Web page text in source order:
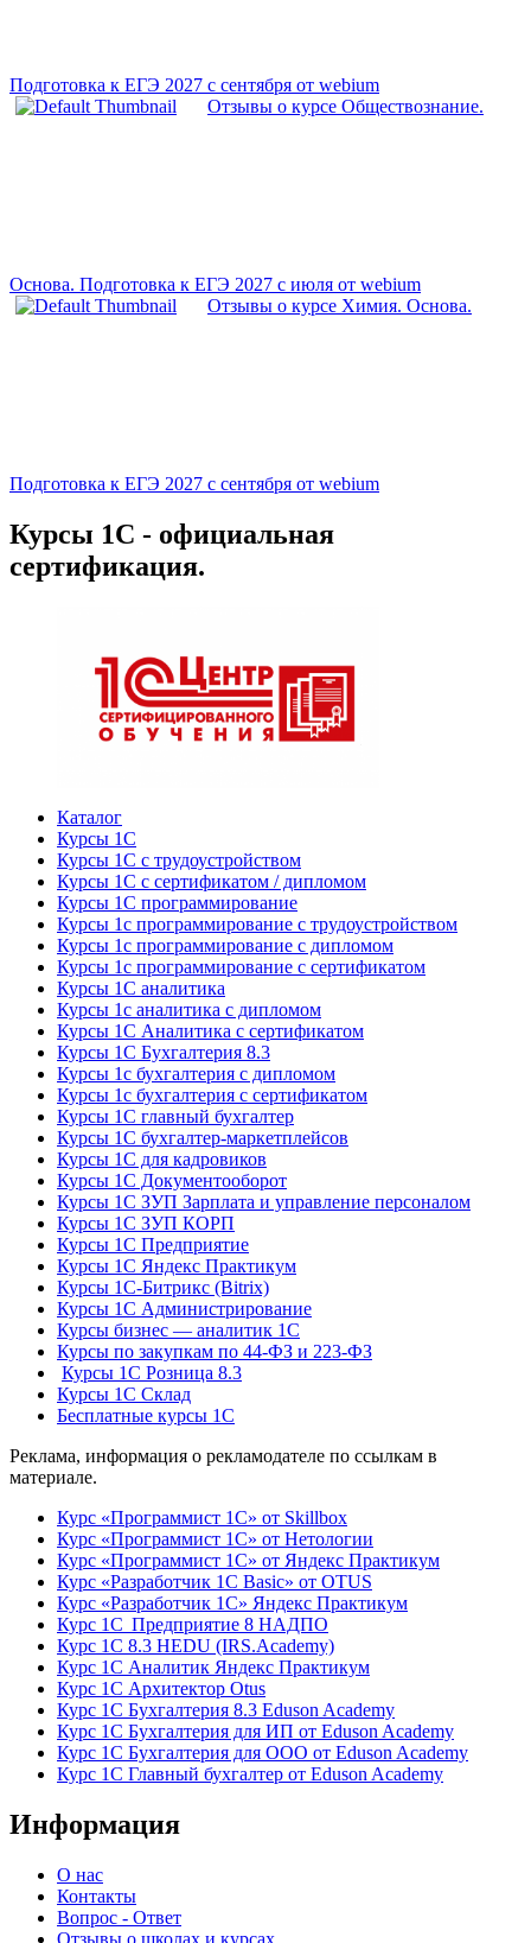
Подготовка к ЕГЭ 2027 с сентября от webium
Отзывы о курсе Обществознание.
Основа. Подготовка к ЕГЭ 2027 с июля от webium
Отзывы о курсе Химия. Основа.
Подготовка к ЕГЭ 2027 с сентября от webium
Курсы 1С - официальная
сертификация.
Каталог
Курсы 1С
Курсы 1С с трудоустройством
Курсы 1С с сертификатом / дипломом
Курсы 1С программирование
Курсы 1с программирование с трудоустройством
Курсы 1с программирование с дипломом
Курсы 1с программирование с сертификатом
Курсы 1С аналитика
Курсы 1с аналитика с дипломом
Курсы 1С Аналитика с сертификатом
Курсы 1С Бухгалтерия 8.3
Курсы 1с бухгалтерия с дипломом
Курсы 1с бухгалтерия с сертификатом
Курсы 1С главный бухгалтер
Курсы 1С бухгалтер-маркетплейсов
Курсы 1С для кадровиков
Курсы 1С Документооборот
Курсы 1С ЗУП Зарплата и управление персоналом
Курсы 1С ЗУП КОРП
Курсы 1С Предприятие
Курсы 1С Яндекс Практикум
Курсы 1С-Битрикс (Bitrix)
Курсы 1С Администрирование
Курсы бизнес — аналитик 1С
Курсы по закупкам по 44‑ФЗ и 223‑ФЗ
Курсы 1С Розница 8.3
Курсы 1С Склад
Бесплатные курсы 1С
Реклама, информация о рекламодателе по ссылкам в
материале.
Курс «Программист 1С» от Skillbox
Курс «Программист 1С» от Нетологии
Курс «Программист 1С» от Яндекс Практикум
Курс «Разработчик 1С Basic» от OTUS
Курс «Разработчик 1С» Яндекс Практикум
Курс 1С Предприятие 8 НАДПО
Курс 1С 8.3 HEDU (IRS.Academy)
Курс 1С Аналитик Яндекс Практикум
Курс 1С Архитектор Otus
Курс 1С Бухгалтерия 8.3 Eduson Academy
Курс 1С Бухгалтерия для ИП от Eduson Academy
Курс 1С Бухгалтерия для ООО от Eduson Academy
Курс 1С Главный бухгалтер от Eduson Academy
Информация
О нас
Контакты
Вопрос - Ответ
Отзывы о школах и курсах